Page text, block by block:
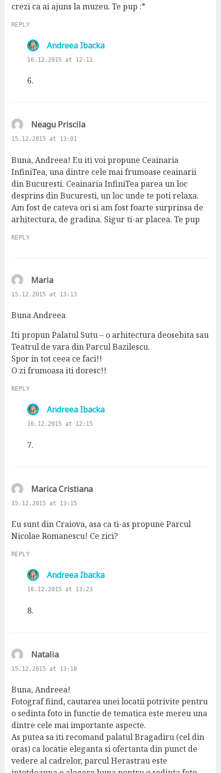
crezi ca ai ajuns la muzeu. Te pup :*
REPLY
Andreea Ibackas
16.12.2015 at 12:11
6.
Neagu Priscilas
s
:
15.12.2015 at 13:01
Buna, Andreea! Eu iti voi propune Ceainaria
InfiniTea, una dintre cele mai frumoase ceainarii
din Bucuresti. Ceainaria InfiniTea parea un loc
desprins din Bucuresti, un loc unde te poti relaxa.
Am fost de cateva ori si am fost foarte surprinsa de
arhitectura, de gradina. Sigur ti-ar placea. Te pup
REPLY
Marias
a
s
15.12.2015 at 13:13
Buna Andreea
Iti propun Palatul Sutu – o arhitectura deosebita sau
Teatrul de vara din Parcul Bazilescu.
Spor in tot ceea ce faci!!
O zi frumoasa iti doresc!!
REPLY
Andreea Ibackas
16.12.2015 at 12:15
7.
Marica Cristianas
s
:
15.12.2015 at 13:15
Eu sunt din Craiova, asa ca ti-as propune Parcul
Nicolae Romanescu! Ce zici?
REPLY
Andreea Ibackas
16.12.2015 at 13:23
8.
Natalias
a
s
:
15.12.2015 at 13:18
Buna, Andreea!
Fotograf fiind, cautarea unei locatii potrivite pentru
o sedinta foto in functie de tematica este mereu una
dintre cele mai importante aspecte.
As putea sa iti recomand palatul Bragadiru (cel din
oras) ca locatie eleganta si ofertanta din punct de
vedere al cadrelor, parcul Herastrau este